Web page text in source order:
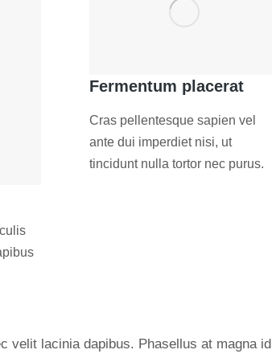
Fermentum placerat
Cras pellentesque sapien vel
ante dui imperdiet nisi, ut
tincidunt nulla tortor nec purus.
velit lacinia dapibus. Phasellus at magna id